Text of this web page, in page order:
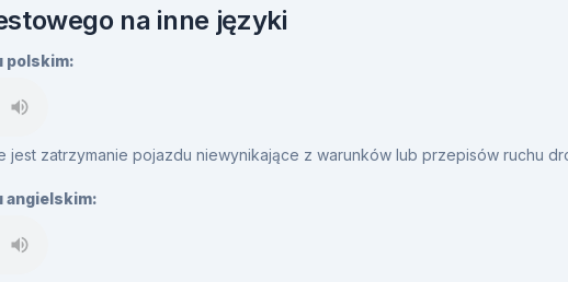
na inne języki
polskim:
jest zatrzymanie pojazdu niewynikające z warunków lub przepisów ruchu
angielskim: